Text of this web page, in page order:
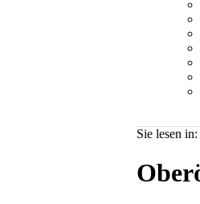
Sie lesen in: